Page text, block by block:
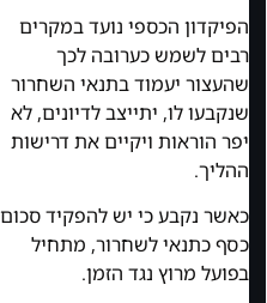
הפיקדון הכספי נועד במקרים
רבים לשמש כערובה לכך
שהעצור יעמוד בתנאי השחרור
שנקבעו לו, יתייצב לדיונים, לא
יפר הוראות ויקיים את דרישות
ההליך.
כאשר נקבע כי יש להפקיד סכום
כסף כתנאי לשחרור, מתחיל
בפועל מרוץ נגד הזמן.